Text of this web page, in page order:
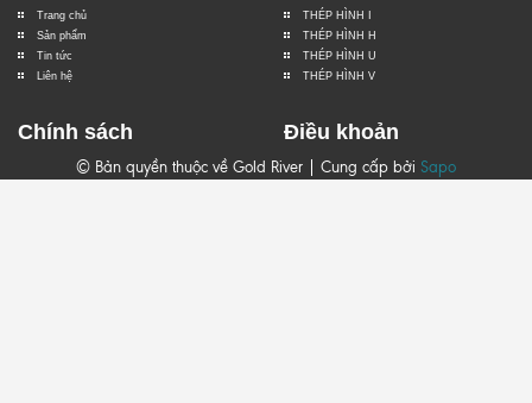
Trang chủ
Sản phẩm
Tin tức
Liên hệ
THÉP HÌNH I
THÉP HÌNH H
THÉP HÌNH U
THÉP HÌNH V
Chính sách Điều khoản
© Bản quyền thuộc về Gold River | Cung cấp bởi Sapo